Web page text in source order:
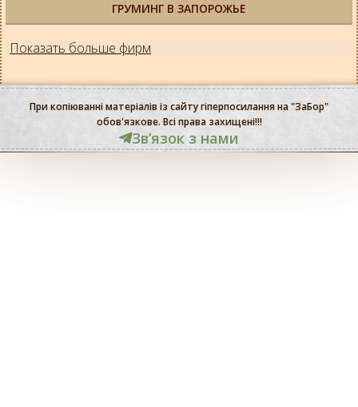
ГРУМИНГ В ЗАПОРОЖЬЕ
Показать больше фирм
При копіюванні матеріалів із сайту гіперпосилання на "ЗаБор"
обов'язкове. Всі права захищені!!!
Звʼязок з нами